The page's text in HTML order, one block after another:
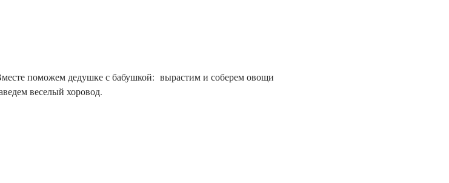
поможем дедушке с бабушкой:  вырастим и соберем овощи
веселый хоровод.